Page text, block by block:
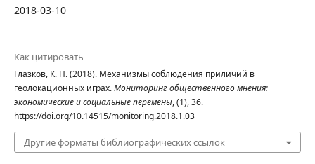
2018-03-10
Как цитировать
Глазков, К. П. (2018). Механизмы соблюдения приличий в
геолокационных играх.Мониторинг общественного мнения:
экономические и социальные перемены, (1), 36.
https://doi.org/10.14515/monitoring.2018.1.03
Другие форматы библиографических ссылок